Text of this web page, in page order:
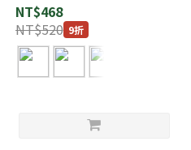
NT$468
NT$520 9折